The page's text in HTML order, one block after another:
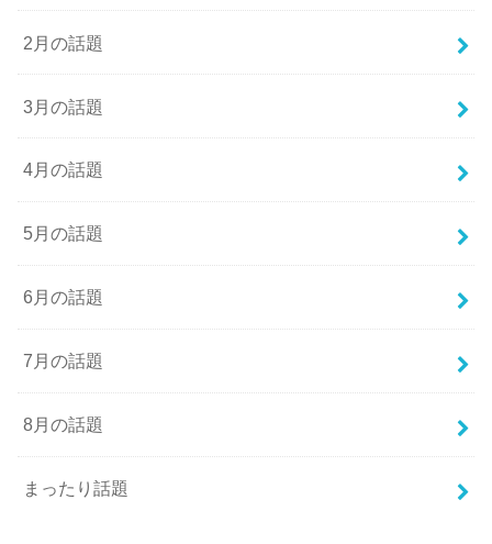
2月の話題
3月の話題
4月の話題
5月の話題
6月の話題
7月の話題
8月の話題
まったり話題